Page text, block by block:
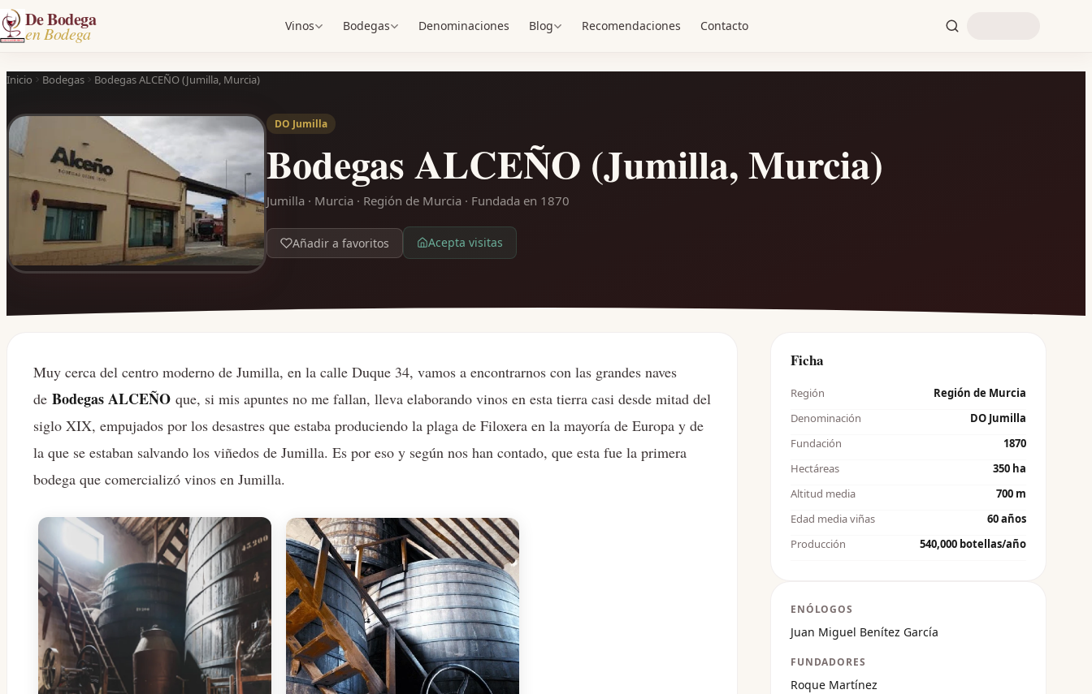
De Bodega
en Bodega Vinos Bodegas Denominaciones Blog Recomendaciones Contacto
Inicio Bodegas Bodegas ALCEÑO (Jumilla, Murcia)
DO Jumilla
Bodegas ALCEÑO (Jumilla, Murcia)
Jumilla · Murcia · Región de Murcia · Fundada en 1870
Añadir a favoritos Acepta visitas
Muy cerca del centro moderno de Jumilla, en la calle Duque 34, vamos a encontrarnos con las grandes naves
de Bodegas ALCEÑO que, si mis apuntes no me fallan, lleva elaborando vinos en esta tierra casi desde mitad del
siglo XIX, empujados por los desastres que estaba produciendo la plaga de Filoxera en la mayoría de Europa y de
la que se estaban salvando los viñedos de Jumilla. Es por eso y según nos han contado, que esta fue la primera
bodega que comercializó vinos en Jumilla.
Ficha
Región
Región de Murcia
Denominación
DO Jumilla
Fundación
1870
Hectáreas
350 ha
Altitud media
700 m
Edad media viñas
60 años
Producción
540,000 botellas/año
ENÓLOGOS
Juan Miguel Benítez García
FUNDADORES
Roque Martínez